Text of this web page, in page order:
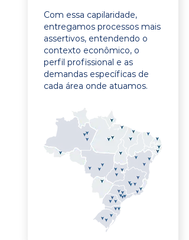
Com essa capilaridade,
entregamos processos mais
assertivos, entendendo o
contexto econômico, o
perfil profissional e as
demandas específicas de
cada área onde atuamos.